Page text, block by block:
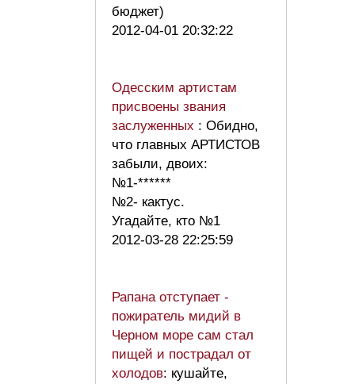
бюджет)
2012-04-01 20:32:22
Одесским артистам
присвоены звания
заслуженных : Обидно,
что главных АРТИСТОВ
забыли, двоих:
№1-******
№2- кактус.
Угадайте, кто №1
2012-03-28 22:25:59
Рапана отступает -
пожиратель мидий в
Черном море сам стал
пищей и пострадал от
холодов: кушайте,